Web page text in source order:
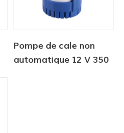
Pompe de cale non
automatique 12 V 350